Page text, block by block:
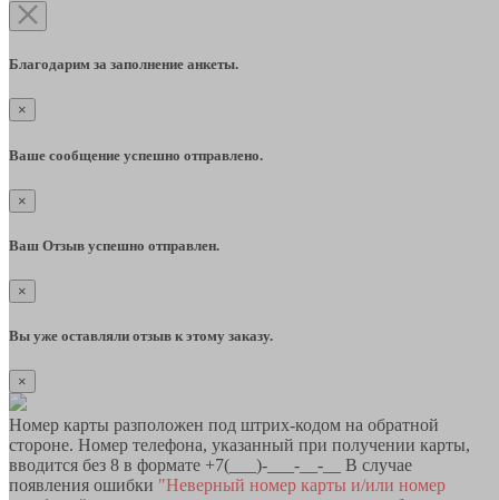
Благодарим за заполнение анкеты.
×
Ваше сообщение успешно отправлено.
×
Ваш Отзыв успешно отправлен.
×
Вы уже оставляли отзыв к этому заказу.
×
Номер карты разположен под штрих-кодом на обратной
стороне. Номер телефона, указанный при получении карты,
вводится без 8 в формате +7(___)-___-__-__ В случае
появления ошибки "Неверный номер карты и/или номер